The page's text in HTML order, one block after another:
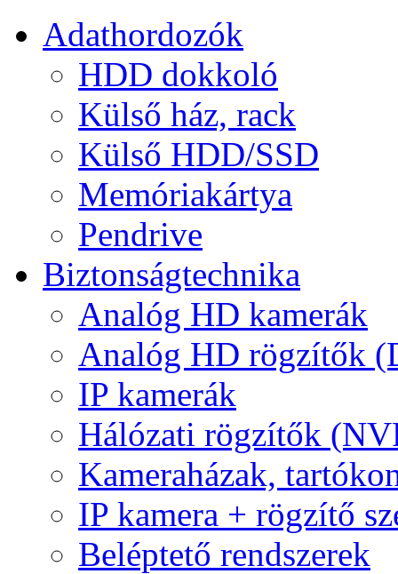
Adathordozók
HDD dokkoló
Külső ház, rack
Külső HDD/SSD
Memóriakártya
Pendrive
Biztonságtechnika
Analóg HD kamerák
Analóg HD rögzítők
IP kamerák
Hálózati rögzítők
Kameraházak,
IP kamera + rögzítő
Beléptető rendszerek